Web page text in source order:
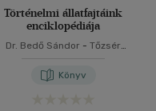
Történelmi állatfajtáink
enciklopédiája
Dr. Bedő Sándor - Tőzsér
Könyv